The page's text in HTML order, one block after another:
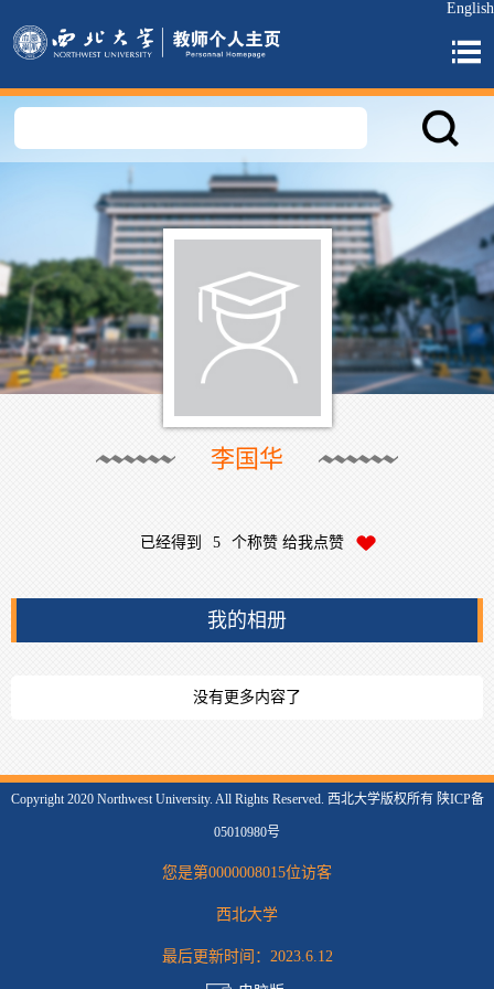
English
李国华
已经得到 5 个称赞 给我点赞
我的相册
没有更多内容了
Copyright 2020 Northwest University. All Rights Reserved. 西北大学版权所有 陕ICP备
05010980号
您是第0000008015位访客
西北大学
最后更新时间： 2023.6.12